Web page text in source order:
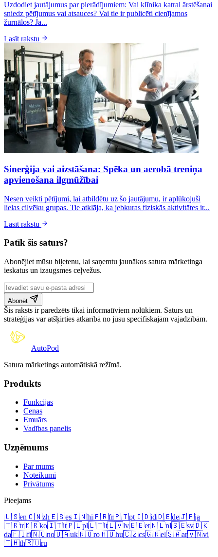
Uzdodiet jautājumus par pierādījumiem: Vai klīnika katrai ārstēšanai
sniedz pētījumus vai atsauces? Vai tie ir publicēti cienījamos
žurnālos? Ja...
Lasīt rakstu
Sinerģija vai aizstāšana: Spēka un aerobā treniņa
apvienošana ilgmūžībai
Nesen veikti pētījumi, lai atbildētu uz šo jautājumu, ir aplūkojuši
lielas cilvēku grupas. Tie atklāja, ka jebkuras fiziskās aktivitātes ir...
Lasīt rakstu
Patīk šis saturs?
Abonējiet mūsu biļetenu, lai saņemtu jaunākos satura mārketinga
ieskatus un izaugsmes ceļvežus.
Abonēt
Šis raksts ir paredzēts tikai informatīviem nolūkiem. Saturs un
stratēģijas var atšķirties atkarībā no jūsu specifiskajām vajadzībām.
AutoPod
Satura mārketings automātiskā režīmā.
Produkts
Funkcijas
Cenas
Emuārs
Vadības panelis
Uzņēmums
Par mums
Noteikumi
Privātums
Pieejams
🇺🇸en🇨🇳zh🇪🇸es🇮🇳hi🇫🇷fr🇵🇹pt🇮🇩id🇩🇪de🇯🇵ja
🇹🇷tr🇰🇷ko🇮🇹it🇵🇱pl🇱🇹lt🇱🇻lv🇪🇪et🇳🇱nl🇸🇪sv🇩🇰
da🇫🇮fi🇳🇴no🇺🇦uk🇷🇴ro🇭🇺hu🇨🇿cs🇬🇷el🇸🇦ar🇻🇳vi
🇹🇭th🇷🇺ru